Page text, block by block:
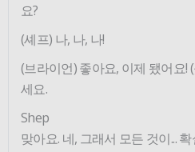
요?
(셰프) 나, 나, 나!
(브라이언) 좋아요, 이제 됐어요!
세요.
Shep
맞아요. 네, 그래서 모든 것이...